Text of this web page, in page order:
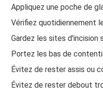
Appliquez une poche de
Vérifiez quotidiennement
Gardez les sites d'incision
Portez les bas de
Évitez de rester assis ou
Évitez de rester debout